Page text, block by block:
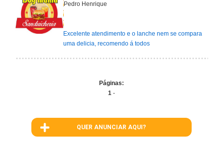
Pedro Henrique
Excelente atendimento e o lanche nem se compara
uma delicia, recomendo á todos
Páginas:
1 -
QUER ANUNCIAR AQUI?